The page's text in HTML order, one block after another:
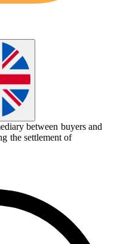
between buyers and
the settlement of